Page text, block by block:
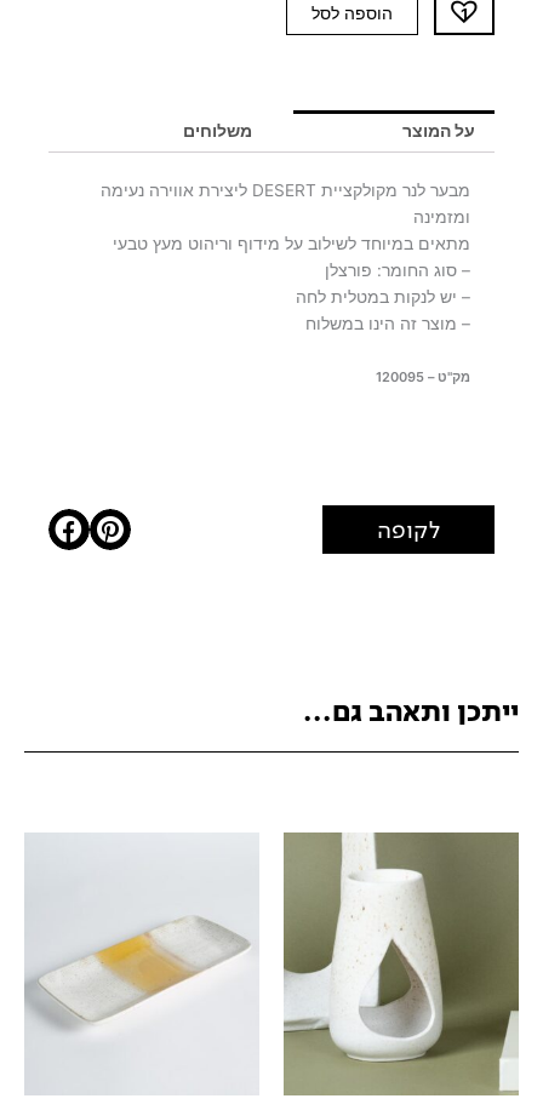
כמות
של
הוספה לסל
על המוצר משלוחים
מבער לנר מקולקציית DESERT ליצירת אווירה נעימה
ומזמינה
מתאים במיוחד לשילוב על מידוף וריהוט מעץ טבעי
– סוג החומר: פורצלן
– יש לנקות במטלית לחה
– מוצר זה הינו במשלוח
מק"ט – 120095
לקופה
ייתכן ותאהב גם...